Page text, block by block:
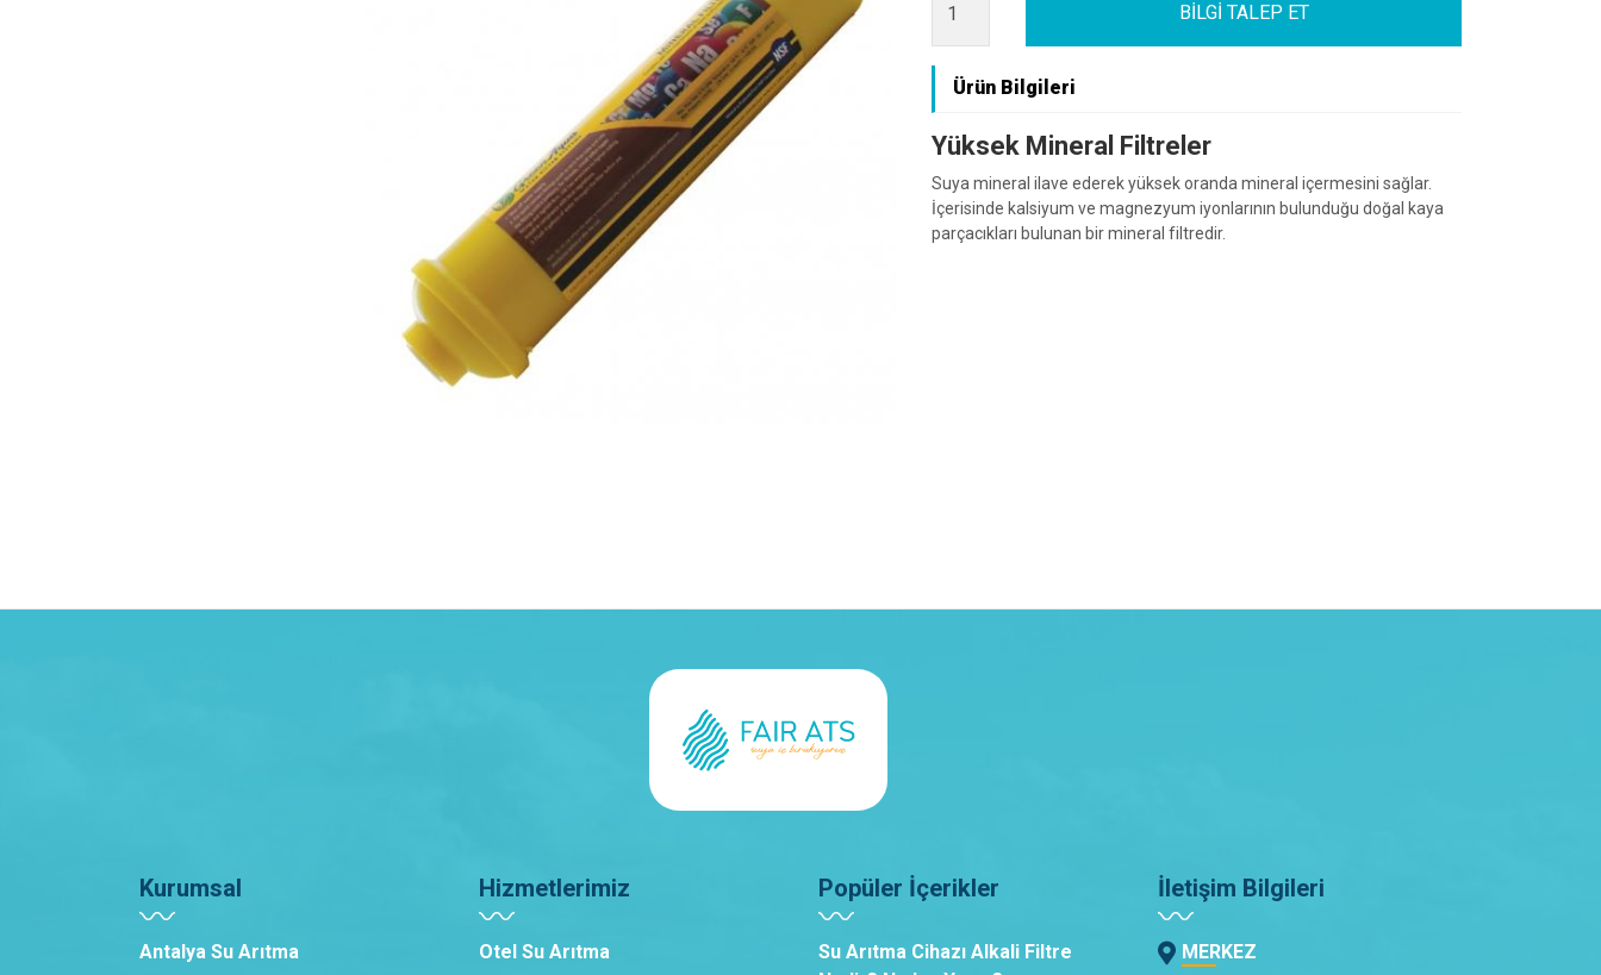
BİLGİ TALEP ET
Ürün Bilgileri
Yüksek Mineral Filtreler
Suya mineral ilave ederek yüksek oranda mineral içermesini sağlar.
İçerisinde kalsiyum ve magnezyum iyonlarının bulunduğu doğal kaya
parçacıkları bulunan bir mineral filtredir.
Kurumsal
Antalya Su Arıtma
Hizmetlerimiz
Otel Su Arıtma
Popüler İçerikler
Su Arıtma Cihazı Alkali Filtre
İletişim Bilgileri
MERKEZ